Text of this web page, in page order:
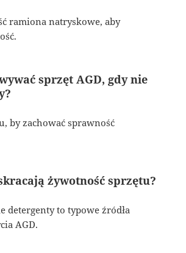
ramiona natryskowe, aby
sprzęt AGD, gdy nie
by zachować sprawność
żywotność sprzętu?
detergenty to typowe źródła
AGD.